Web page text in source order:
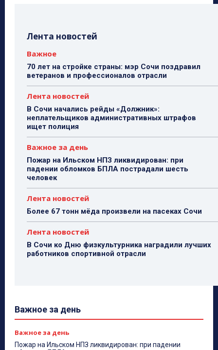
Лента новостей
Важное
70 лет на стройке страны: мэр Сочи поздравил
ветеранов и профессионалов отрасли
Лента новостей
В Сочи начались рейды «Должник»:
неплательщиков административных штрафов
ищет полиция
Важное за день
Пожар на Ильском НПЗ ликвидирован: при
падении обломков БПЛА пострадали шесть
человек
Лента новостей
Более 67 тонн мёда произвели на пасеках Сочи
Лента новостей
В Сочи ко Дню физкультурника наградили лучших
работников спортивной отрасли
Важное за день
Важное за день
Пожар на Ильском НПЗ ликвидирован: при падении